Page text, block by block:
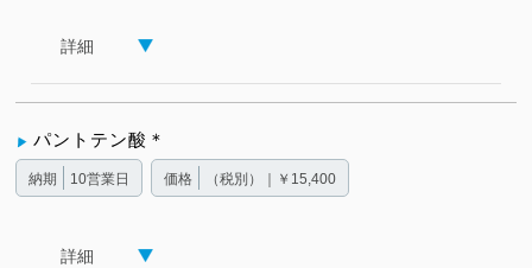
詳細
パントテン酸＊
納期 10営業日 価格 （税別）｜￥15,400
詳細